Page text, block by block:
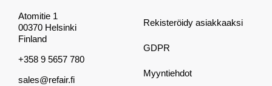
Atomitie 1
00370 Helsinki
Finland
+358 9 5657 780
sales@refair.fi
Rekisteröidy asiakkaaksi
GDPR
Myyntiehdot